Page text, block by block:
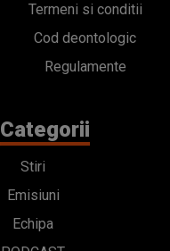
Termeni si conditii
Cod deontologic
Regulamente
Categorii
Stiri
Emisiuni
Echipa